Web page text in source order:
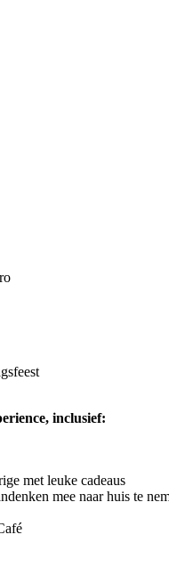
inclusief:
met leuke cadeaus
mee naar huis te